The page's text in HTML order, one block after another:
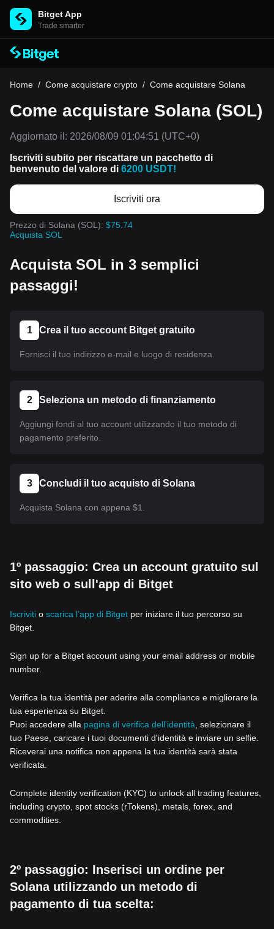
Bitget App
Trade smarter
Home / Come acquistare crypto / Come acquistare Solana
Come acquistare Solana (SOL)
Aggiornato il: 2026/08/09 01:04:51 (UTC+0)
Iscriviti subito per riscattare un pacchetto di
benvenuto del valore di 6200 USDT!
Iscriviti ora
Prezzo di Solana (SOL): $75.74
Acquista SOL
Acquista SOL in 3 semplici
passaggi!
1 Crea il tuo account Bitget gratuito
Fornisci il tuo indirizzo e-mail e luogo di residenza.
2 Seleziona un metodo di finanziamento
Aggiungi fondi al tuo account utilizzando il tuo metodo di
pagamento preferito.
3 Concludi il tuo acquisto di Solana
Acquista Solana con appena $1.
1º passaggio: Crea un account gratuito sul
sito web o sull'app di Bitget
Iscriviti o scarica l’app di Bitget per iniziare il tuo percorso su
Bitget.
Sign up for a Bitget account using your email address or mobile
number.
Verifica la tua identità per aderire alla compliance e migliorare la
tua esperienza su Bitget.
Puoi accedere alla pagina di verifica dell'identità , selezionare il
tuo Paese, caricare i tuoi documenti d'identità e inviare un selfie.
Riceverai una notifica non appena la tua identità sarà stata
verificata.
Complete identity verification (KYC) to unlock all trading features,
including crypto, spot stocks (rTokens), metals, forex, and
commodities.
2º passaggio: Inserisci un ordine per
Solana utilizzando un metodo di
pagamento di tua scelta: